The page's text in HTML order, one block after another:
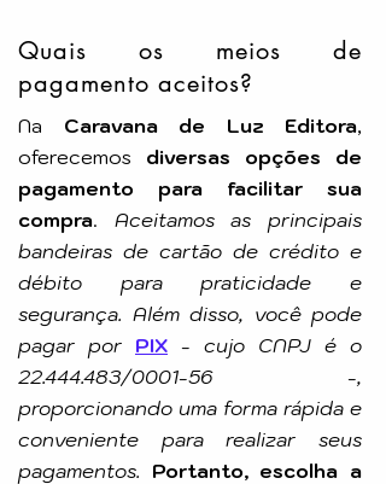
Editora: MINAS
Quais os meios de
pagamento aceitos?
Na Caravana de Luz Editora,
oferecemos diversas opções de
pagamento para facilitar sua
compra. Aceitamos as principais
bandeiras de cartão de crédito e
débito para praticidade e
segurança. Além disso, você pode
pagar por PIX - cujo CNPJ é o
22.444.483/0001-56 -,
proporcionando uma forma rápida e
conveniente para realizar seus
pagamentos. Portanto, escolha a